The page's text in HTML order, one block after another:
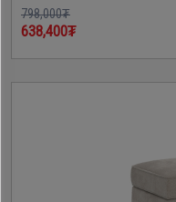
798,000₮
638,400₮